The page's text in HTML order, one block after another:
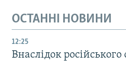
ОСТАННІ НОВИНИ
12:25
Внаслідок російського